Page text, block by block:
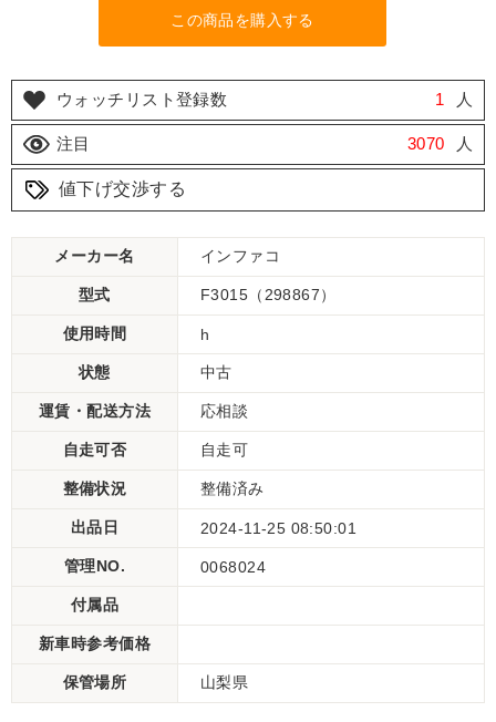
この商品を購入する
ウォッチリスト登録数 1 人
注目 3070 人
値下げ交渉する
メーカー名 インファコ
型式 F3015（298867）
使用時間 h
状態 中古
運賃・配送方法 応相談
自走可否 自走可
整備状況 整備済み
出品日 2024-11-25 08:50:01
管理NO. 0068024
付属品
新車時参考価格
保管場所 山梨県